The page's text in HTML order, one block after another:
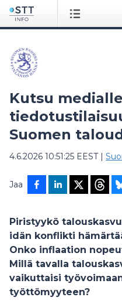
Kutsu
Suomen
4.6.2026 10:51:25 EEST|
Jaa
Piristyykö
idän konflikti
Onko inflaation
Millä tavalla
vaikuttaisi
työttömyyteen?